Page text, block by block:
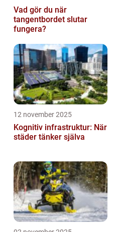
Vad gör du när
tangentbordet slutar
fungera?
12 november 2025
Kognitiv infrastruktur: När
städer tänker själva